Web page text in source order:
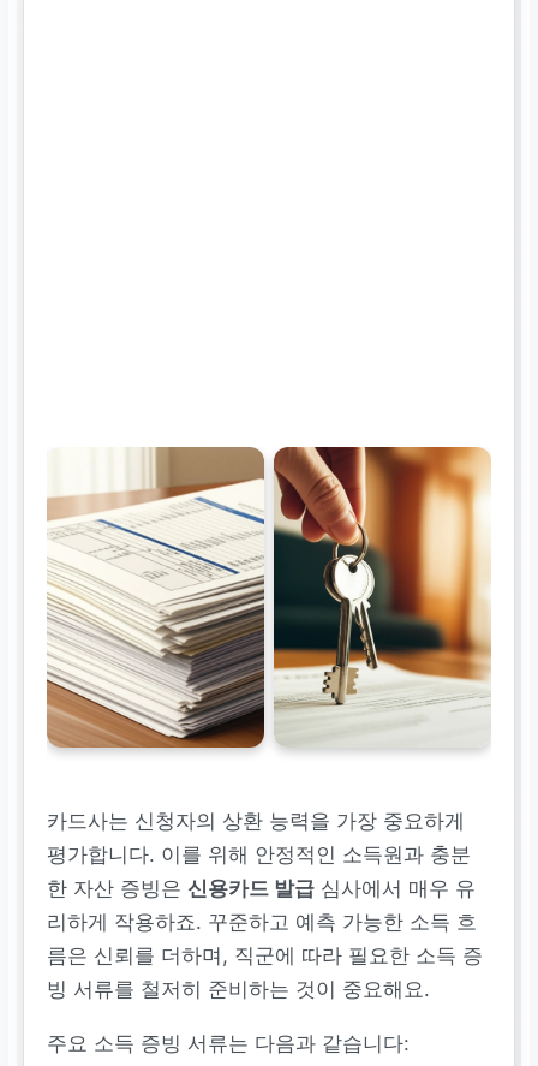
카드사는 신청자의 상환 능력을 가장 중요하게
평가합니다. 이를 위해 안정적인 소득원과 충분
한 자산 증빙은 신용카드 발급 심사에서 매우 유
리하게 작용하죠. 꾸준하고 예측 가능한 소득 흐
름은 신뢰를 더하며, 직군에 따라 필요한 소득 증
빙 서류를 철저히 준비하는 것이 중요해요.
주요 소득 증빙 서류는 다음과 같습니다: